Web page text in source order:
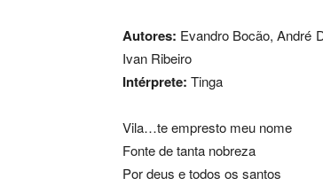
Autores: Evandro Bocão, André
Ivan Ribeiro
Intérprete: Tinga
Vila…te empresto meu nome
Fonte de tanta nobreza
Por deus e todos os santos